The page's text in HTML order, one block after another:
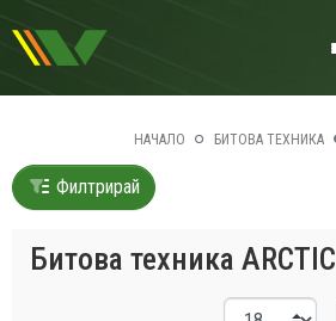
НАЧАЛО БИТОВА ТЕХНИКА
Филтрирай
Битова техника ARCTIC